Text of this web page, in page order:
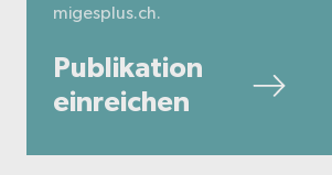
migesplus.ch.
Publikation
einreichen